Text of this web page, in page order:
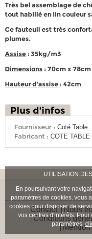
UTILISATION
En poursuivant votre
paramètres de cookies, vous
cookies pour disposer de
vos centres d'intérêts. Pour
paramètres,
Très bel assemblage de
tout habillé en lin couleur
Ce fauteuil est très
plumes.
Assise : 35kg/m3
Dimensions : 70cm x
Hauteur d'assise : 42cm
Plus d'infos
Fournisseur : Coté Table
Fabricant : COTE TABLE
Contact Nous
Conditions